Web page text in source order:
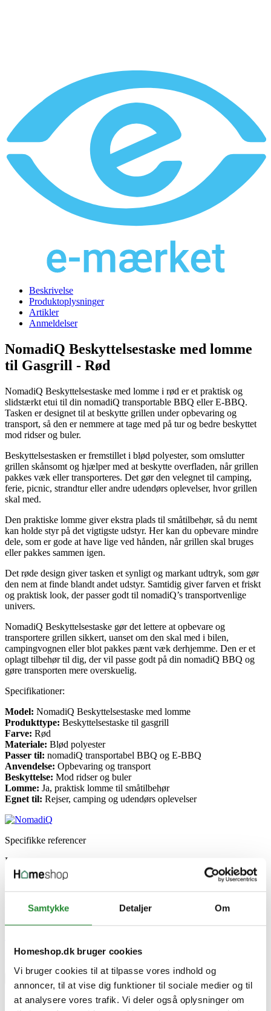
Samtykke Detaljer Om
Homeshop.dk bruger cookies
Vi bruger cookies til at tilpasse vores indhold og
annoncer, til at vise dig funktioner til sociale medier og til
at analysere vores trafik. Vi deler også oplysninger om
Beskrivelse
Produktoplysninger
Artikler
Anmeldelser
NomadiQ Beskyttelsestaske med lomme
til Gasgrill - Rød
NomadiQ Beskyttelsestaske med lomme i rød er et praktisk og
slidstærkt etui til din nomadiQ transportable BBQ eller E-BBQ.
Tasken er designet til at beskytte grillen under opbevaring og
transport, så den er nemmere at tage med på tur og bedre beskyttet
mod ridser og buler.
Beskyttelsestasken er fremstillet i blød polyester, som omslutter
grillen skånsomt og hjælper med at beskytte overfladen, når grillen
pakkes væk eller transporteres. Det gør den velegnet til camping,
ferie, picnic, strandtur eller andre udendørs oplevelser, hvor grillen
skal med.
Den praktiske lomme giver ekstra plads til småtilbehør, så du nemt
kan holde styr på det vigtigste udstyr. Her kan du opbevare mindre
dele, som er gode at have lige ved hånden, når grillen skal bruges
eller pakkes sammen igen.
Det røde design giver tasken et synligt og markant udtryk, som gør
den nem at finde blandt andet udstyr. Samtidig giver farven et friskt
og praktisk look, der passer godt til nomadiQ’s transportvenlige
univers.
NomadiQ Beskyttelsestaske gør det lettere at opbevare og
transportere grillen sikkert, uanset om den skal med i bilen,
campingvognen eller blot pakkes pænt væk derhjemme. Den er et
oplagt tilbehør til dig, der vil passe godt på din nomadiQ BBQ og
gøre transporten mere overskuelig.
Specifikationer:
Model: NomadiQ Beskyttelsestaske med lomme
Produkttype: Beskyttelsestaske til gasgrill
Farve: Rød
Materiale: Blød polyester
Passer til: nomadiQ transportabel BBQ og E-BBQ
Anvendelse: Opbevaring og transport
Beskyttelse: Mod ridser og buler
Lomme: Ja, praktisk lomme til småtilbehør
Egnet til: Rejser, camping og udendørs oplevelser
Specifikke referencer
Lev. varenr.
100002748
8720165898398
EAN-13
8720165898398
Ingen kundeanmeldelser for øjeblikket